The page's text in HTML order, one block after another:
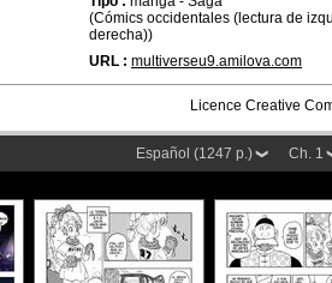
(Cómics occidentales (lectura de
derecha))
URL : multiverseu9.amilova.com
Licence Creative
Ch. 1
Español (1247 p.)